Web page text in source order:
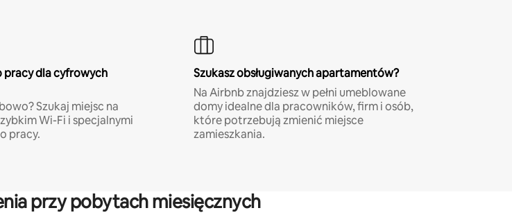
pracy dla cyfrowych
Szukaj miejsc na
Wi-Fi i specjalnymi
pracy.
Szukasz obsługiwanych apartamentów?
Na Airbnb znajdziesz w pełni umeblowane
domy idealne dla pracowników, firm i osób,
które potrzebują zmienić miejsce
zamieszkania.
przy pobytach miesięcznych